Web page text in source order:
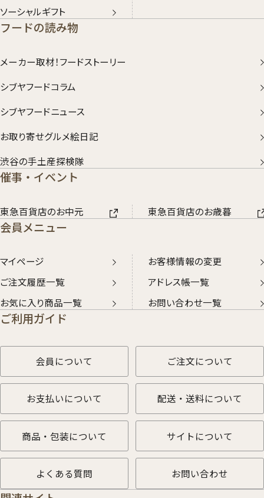
ソーシャルギフト
フードの読み物
メーカー取材！フードストーリー
シブヤフードコラム
シブヤフードニュース
お取り寄せグルメ絵日記
渋谷の手土産探検隊
催事・イベント
東急百貨店のお中元 東急百貨店のお歳暮
会員メニュー
マイページ
お客様情報の変更
ご注文履歴一覧
アドレス帳一覧
お気に入り商品一覧
お問い合わせ一覧
ご利用ガイド
会員について ご注文について
お支払いについて 配送・送料について
商品・包装について サイトについて
よくある質問 お問い合わせ